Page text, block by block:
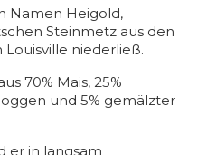
Namen Heigold,
Steinmetz aus den
Louisville niederließ.
70% Mais, 25%
und 5% gemälzter
er in langsam